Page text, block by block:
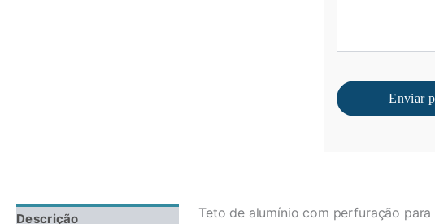
Enviar
Descrição
Teto de alumínio com perfuração